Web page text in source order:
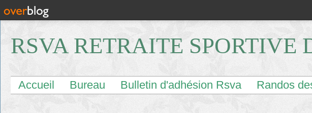
RSVA RETRAITE
Accueil Bureau Bulletin d'adhésion Rsva Randos